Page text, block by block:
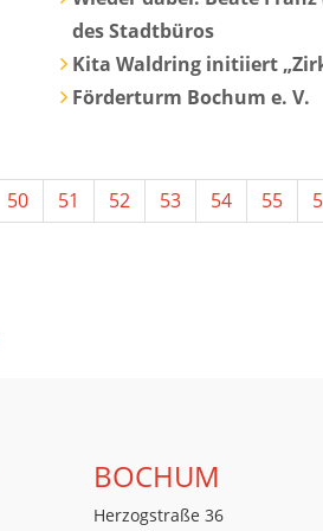
des Stadtbüros
Kita Waldring initiiert
Förderturm Bochum e. V.
50 51 52 53 54 55
BOCHUM
Herzogstraße 36